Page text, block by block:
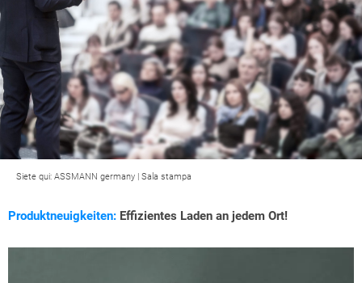
Siete qui: ASSMANN germany | Sala stampa
Produktneuigkeiten: Effizientes Laden an jedem Ort!